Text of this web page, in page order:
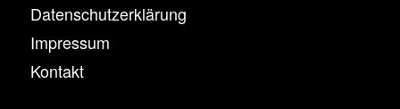
Datenschutzerklärung
Impressum
Kontakt